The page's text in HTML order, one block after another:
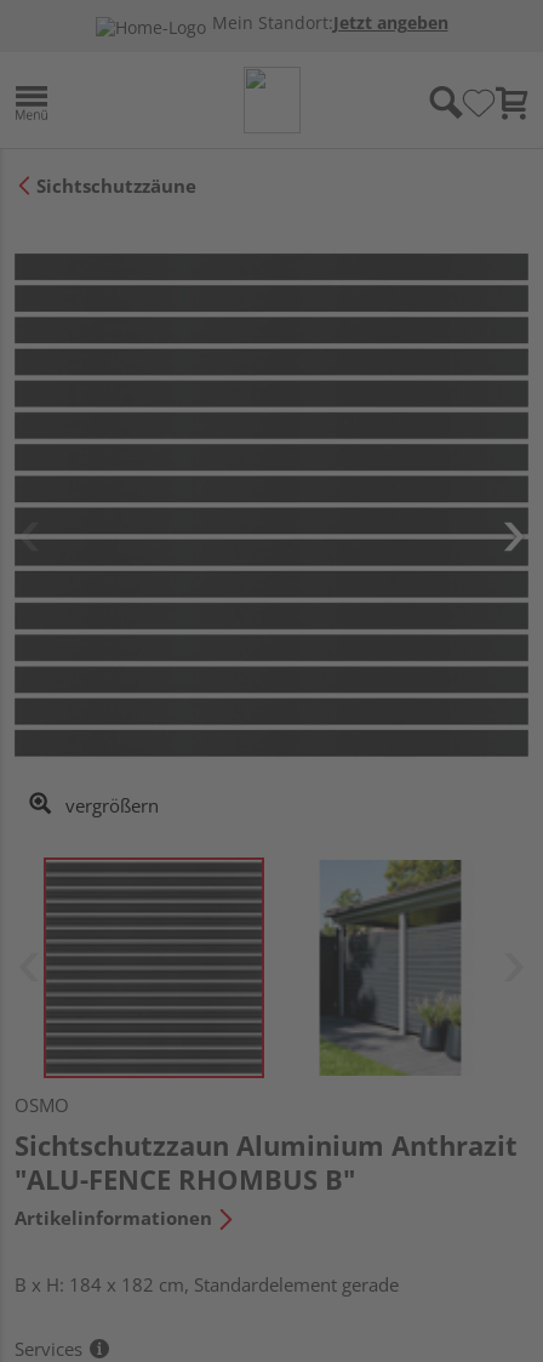
Mein Standort:Jetzt angeben
Sichtschutzzäune
vergrößern
OSMO
Sichtschutzzaun Aluminium Anthrazit
"ALU-FENCE RHOMBUS B"
Artikelinformationen
B x H: 184 x 182 cm, Standardelement gerade
Services